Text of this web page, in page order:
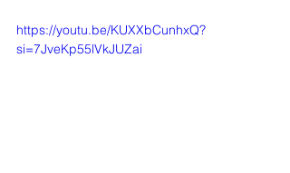
https://youtu.be/KUXXbCunhxQ?
si=7JveKp55lVkJUZai